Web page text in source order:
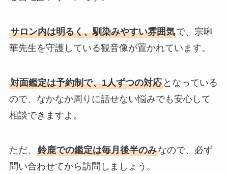
サロン内は明るく、馴染みやすい雰囲気で、宗啝
華先生を守護している観音像が置かれています。
対面鑑定は予約制で、1人ずつの対応となっている
ので、なかなか周りに話せない悩みでも安心して
相談できますよ。
ただ、 鈴鹿での鑑定は毎月後半のみなので、必ず
問い合わせてから訪問しましょう。